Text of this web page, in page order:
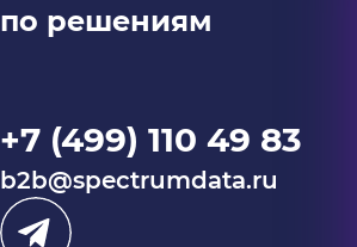
по решениям
+7 (499) 110 49 83
b2b@spectrumdata.ru